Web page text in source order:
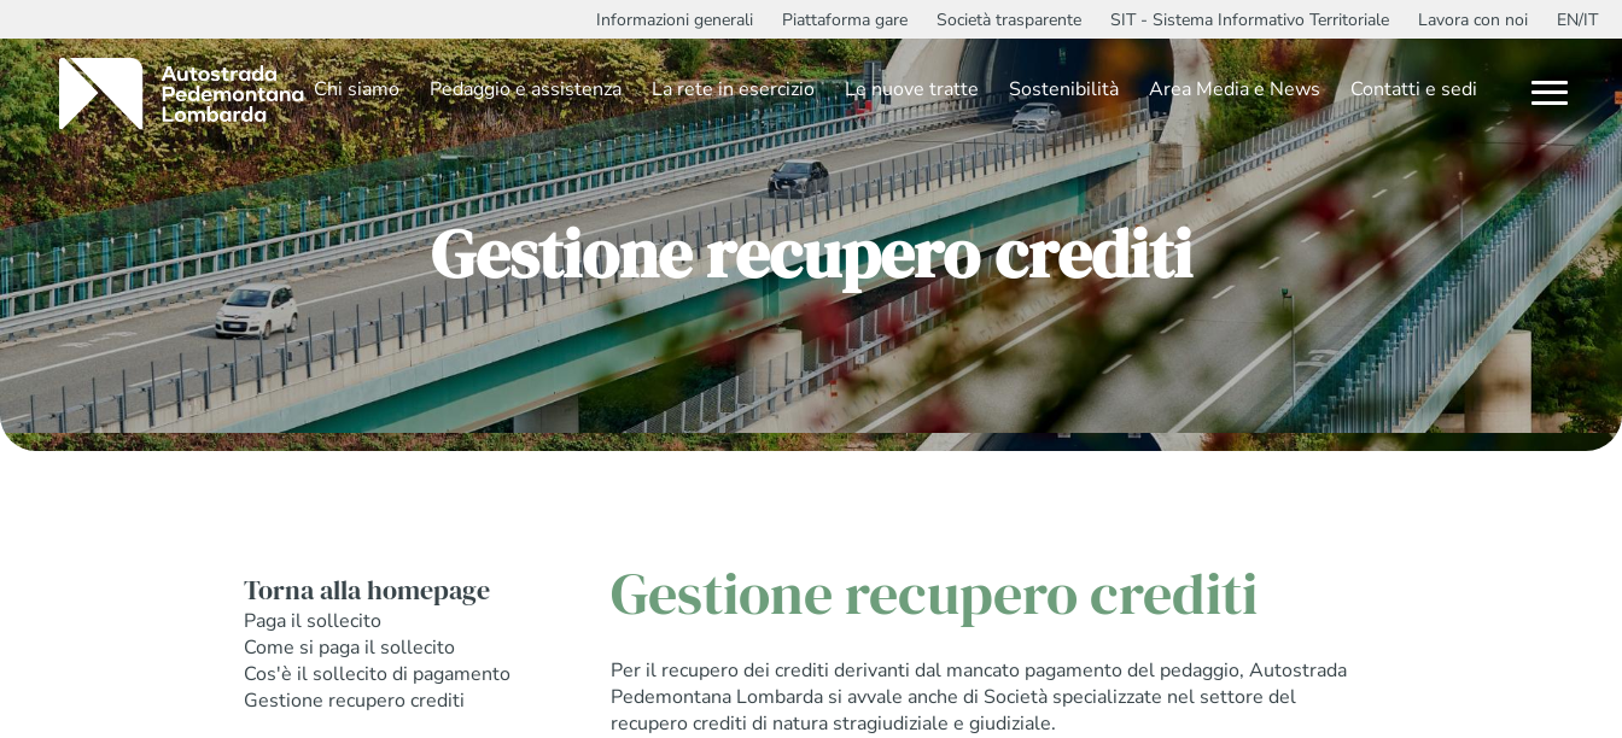
Informazioni generali Piattaforma gare Società trasparente SIT - Sistema Informativo Territoriale Lavora con noi EN/IT
Chi siamo Pedaggio e assistenza La rete in esercizio Le nuove tratte Sostenibilità Area Media e News Contatti e sedi
Gestione recupero crediti
Torna alla homepage
Paga il sollecito
Come si paga il sollecito
Cos'è il sollecito di pagamento
Gestione recupero crediti
Gestione recupero crediti
Per il recupero dei crediti derivanti dal mancato pagamento del pedaggio, Autostrada
Pedemontana Lombarda si avvale anche di Società specializzate nel settore del
recupero crediti di natura stragiudiziale e giudiziale.